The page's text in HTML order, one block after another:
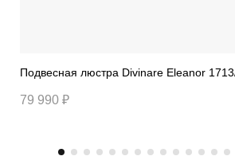
Подвесная люстра Divinare
79 990 ₽